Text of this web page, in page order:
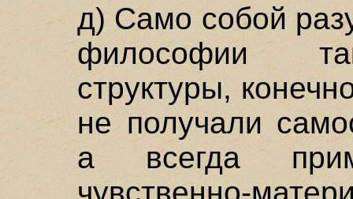
д) Само собой
философии
структуры,
не получали
а всегда
чувственно-